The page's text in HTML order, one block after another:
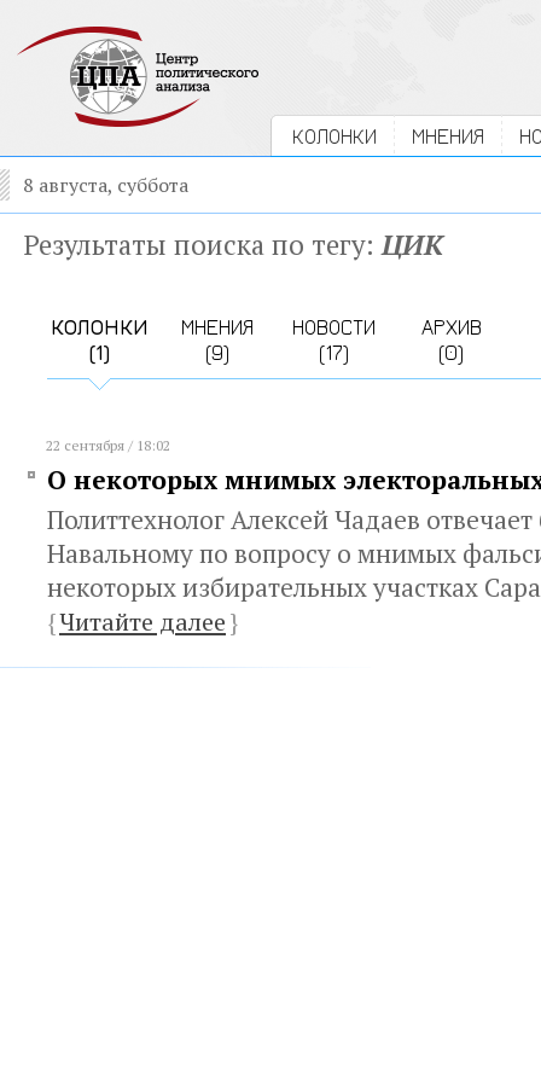
КОЛОНКИ МНЕНИЯ
8 августа, суббота
Результаты поиска по тегу:ЦИК
КОЛОНКИ
(1)
МНЕНИЯ
(9)
НОВОСТИ
(17)
АРХИВ
(0)
22 сентября / 18:02
О некоторых мнимых
Политтехнолог Алексей Чадаев
Навальному по вопросу о мнимых
некоторых избирательных участках
{Читайте далее}